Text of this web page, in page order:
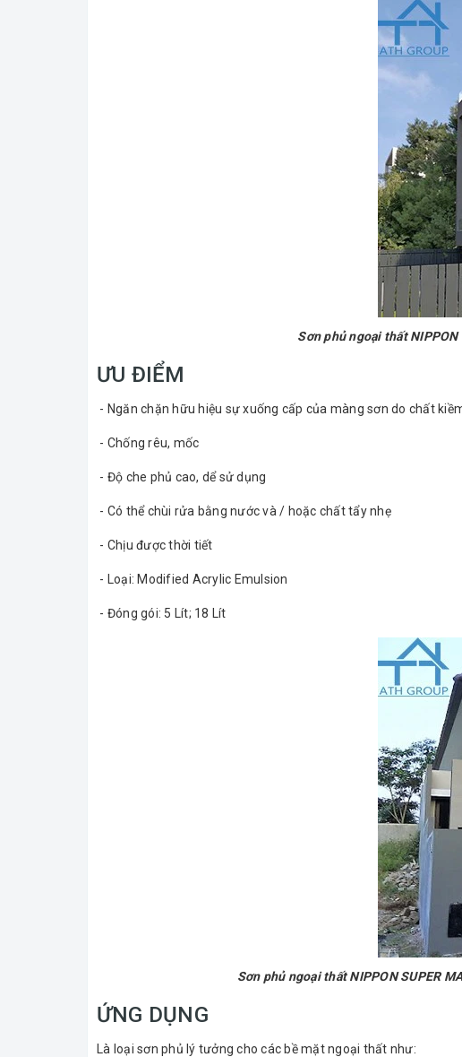
Sơn phủ ngoại thất NIPPON
ƯU ĐIỂM
- Ngăn chặn hữu hiệu sự xuống cấp của màng sơn do chất
- Chống rêu, mốc
- Độ che phủ cao, dể sử dụng
- Có thể chùi rửa bằng nước và / hoặc chất tẩy nhẹ
- Chịu được thời tiết
- Loại: Modified Acrylic Emulsion
- Đóng gói: 5 Lít; 18 Lít
Sơn phủ ngoại thất NIPPON SUPER
ỨNG DỤNG
Là loại sơn phủ lý tưởng cho các bề mặt ngoại thất như: